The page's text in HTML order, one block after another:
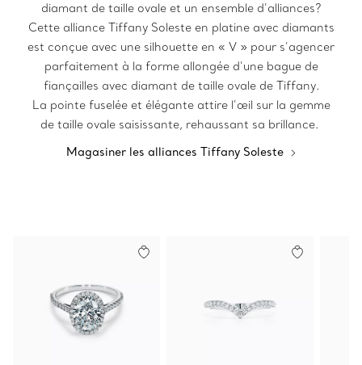
diamant de taille ovale et un ensemble d’alliances?
Cette alliance Tiffany Soleste en platine avec diamants
est conçue avec une silhouette en « V » pour s’agencer
parfaitement à la forme allongée d’une bague de
fiançailles avec diamant de taille ovale de Tiffany.
La pointe fuselée et élégante attire l’œil sur la gemme
de taille ovale saisissante, rehaussant sa brillance.
Magasiner les alliances Tiffany Soleste